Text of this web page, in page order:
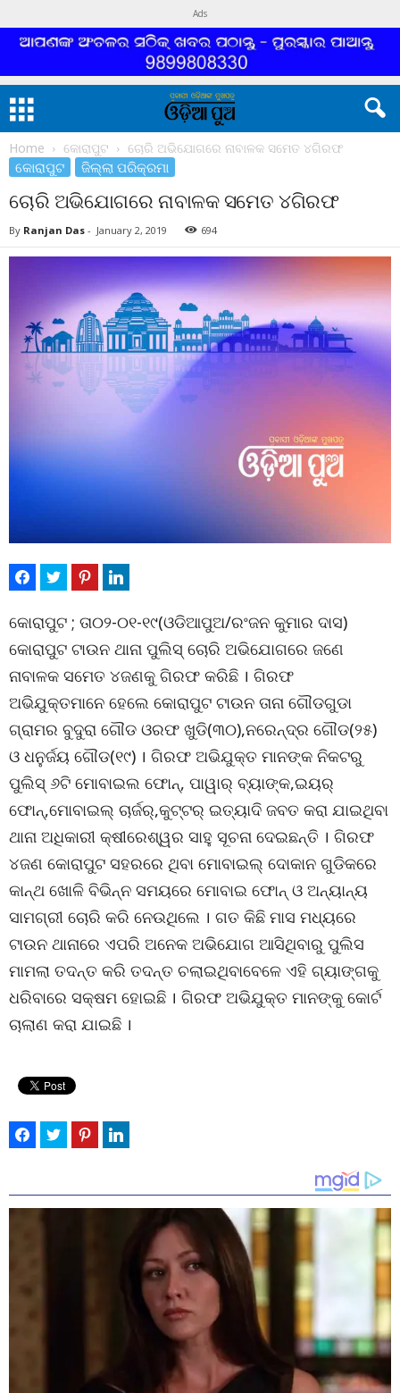
Ads
Home କୋରାପୁଟ ଚୋରି ଅଭିଯୋଗରେ ନାବାଳକ ସମେତ ୪ଗିରଫ
କୋରାପୁଟ ଜିଲ୍ଲା ପରିକ୍ରମା
ଚୋରି ଅଭିଯୋଗରେ ନାବାଳକ ସମେତ ୪ଗିରଫ
By Ranjan Das - January 2, 2019 694
କୋରାପୁଟ ; ତା୦୨-୦୧-୧୯(ଓଡିଆପୁଅ/ରଂଜନ କୁମାର ଦାସ)
କୋରାପୁଟ ଟାଉନ ଥାନା ପୁଲିସ୍ ଚୋରି ଅଭିଯୋଗରେ ଜଣେ
ନାବାଳକ ସମେତ ୪ଜଣକୁ ଗିରଫ କରିଛି । ଗିରଫ
ଅଭିଯୁକ୍ତମାନେ ହେଲେ କୋରାପୁଟ ଟାଉନ ତାନା ଗୌଡଗୁଡା
ଗ୍ରାମର ବୁଦୁରା ଗୌଡ ଓରଫ ଖୁଡି(୩୦),ନରେନ୍ଦ୍ର ଗୌଡ(୨୫)
ଓ ଧନୁର୍ଜୟ ଗୌଡ(୧୯) । ଗିରଫ ଅଭିଯୁକ୍ତ ମାନଙ୍କ ନିକଟରୁ
ପୁଲିସ୍ ୬ଟି ମୋବାଇଲ ଫୋନ୍, ପାୱାର୍ ବ୍ୟାଙ୍କ,ଇୟର୍
ଫୋନ୍,ମୋବାଇଲ୍ ଚାର୍ଜର୍,କୁଟ୍ଟର୍ ଇତ୍ୟାଦି ଜବତ କରା ଯାଇଥିବା
ଥାନା ଅଧିକାରୀ କ୍ଷୀରେଶ୍ୱର ସାହୁ ସୂଚନା ଦେଇଛନ୍ତି । ଗିରଫ
୪ଜଣ କୋରାପୁଟ ସହରରେ ଥିବା ମୋବାଇଲ୍ ଦୋକାନ ଗୁଡିକରେ
କାନ୍ଥ ଖୋଳି ବିଭିନ୍ନ ସମୟରେ ମୋବାଇ ଫୋନ୍ ଓ ଅନ୍ୟାନ୍ୟ
ସାମଗ୍ରୀ ଚୋରି କରି ନେଉଥିଲେ । ଗତ କିଛି ମାସ ମଧ୍ୟରେ
ଟାଉନ ଥାନାରେ ଏପରି ଅନେକ ଅଭିଯୋଗ ଆସିଥିବାରୁ ପୁଲିସ
ମାମଲା ତଦନ୍ତ କରି ତଦନ୍ତ ଚଲାଇଥିବାବେଳେ ଏହି ଗ୍ୟାଙ୍ଗକୁ
ଧରିବାରେ ସକ୍ଷମ ହୋଇଛି । ଗିରଫ ଅଭିଯୁକ୍ତ ମାନଙ୍କୁ କୋର୍ଟ
ଚାଲାଣ କରା ଯାଇଛି ।